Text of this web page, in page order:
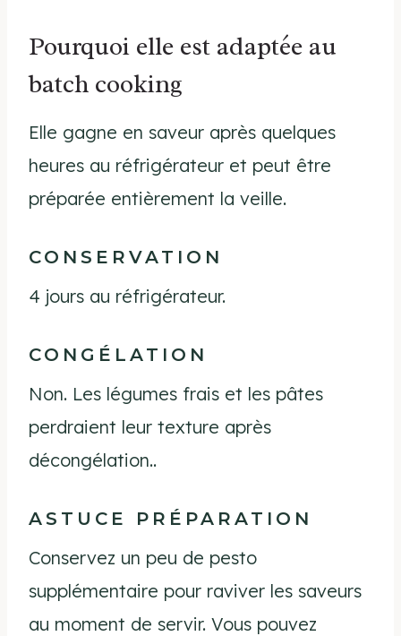
Pourquoi elle est adaptée au
batch cooking
Elle gagne en saveur après quelques
heures au réfrigérateur et peut être
préparée entièrement la veille.
CONSERVATION
4 jours au réfrigérateur.
CONGÉLATION
Non. Les légumes frais et les pâtes
perdraient leur texture après
décongélation..
ASTUCE PRÉPARATION
Conservez un peu de pesto
supplémentaire pour raviver les saveurs
au moment de servir. Vous pouvez